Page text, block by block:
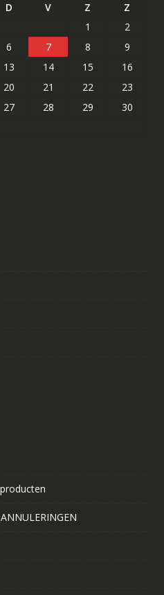
D V Z
Z
1
2
6 7 8
9
13 14 15
16
20 21 22
23
27 28 29
30